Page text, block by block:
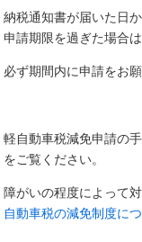
納税通知書が届いた日
申請期限を過ぎた場合
必ず期間内に申請をお願
軽自動車税減免申請の
をご覧ください。
障がいの程度によって
自動車税の減免制度に